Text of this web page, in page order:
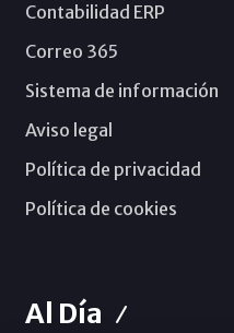
Contabilidad ERP
Correo 365
Sistema de información
Aviso legal
Política de privacidad
Política de cookies
Al Día